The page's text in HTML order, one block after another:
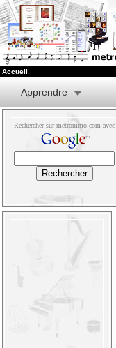
Accueil
Apprendre
Rechercher sur metronimo.com avec